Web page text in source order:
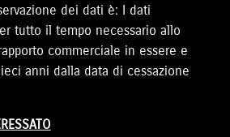
dei dati è: I dati
tutto il tempo necessario allo
commerciale in essere e
anni dalla data di cessazione